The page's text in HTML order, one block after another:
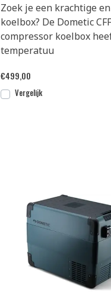
Zoek je een krachtige
koelbox? De Dometic
compressor koelbox
temperatuu
€499,00
Vergelijk